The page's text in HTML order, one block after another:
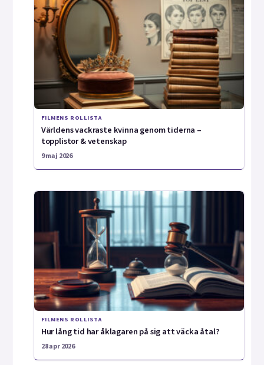
FILMENS ROLLISTA
Världens vackraste kvinna genom tiderna –
topplistor & vetenskap
9 maj 2026
FILMENS ROLLISTA
Hur lång tid har åklagaren på sig att väcka åtal?
28 apr 2026